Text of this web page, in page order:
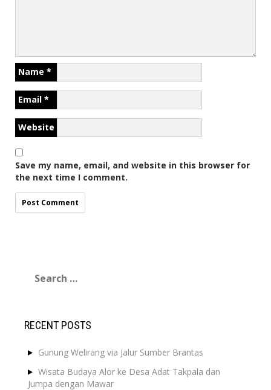
Name *
Email *
Website
Save my name, email, and website in this browser for
the next time I comment.
for:
RECENT POSTS
Gunung Welirang via Jalur Sumber Brantas
Wisata Budaya Alor ke Desa Adat Takpala dan
Jumpa dengan Mawar